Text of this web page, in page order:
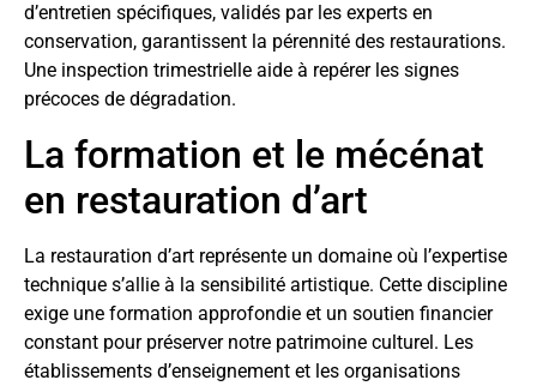
d’entretien spécifiques, validés par les experts en
conservation, garantissent la pérennité des restaurations.
Une inspection trimestrielle aide à repérer les signes
précoces de dégradation.
La formation et le mécénat
en restauration d’art
La restauration d’art représente un domaine où l’expertise
technique s’allie à la sensibilité artistique. Cette discipline
exige une formation approfondie et un soutien financier
constant pour préserver notre patrimoine culturel. Les
établissements d’enseignement et les organisations